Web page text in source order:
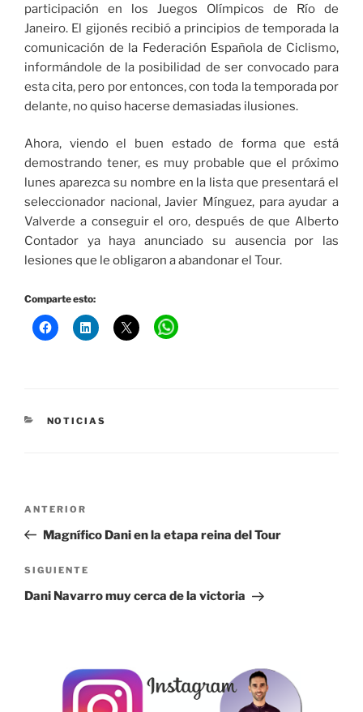
participación en los Juegos Olímpicos de Río de
Janeiro. El gijonés recibió a principios de temporada la
comunicación de la Federación Española de Ciclismo,
informándole de la posibilidad de ser convocado para
esta cita, pero por entonces, con toda la temporada por
delante, no quiso hacerse demasiadas ilusiones.
Ahora, viendo el buen estado de forma que está
demostrando tener, es muy probable que el próximo
lunes aparezca su nombre en la lista que presentará el
seleccionador nacional, Javier Mínguez, para ayudar a
Valverde a conseguir el oro, después de que Alberto
Contador ya haya anunciado su ausencia por las
lesiones que le obligaron a abandonar el Tour.
Comparte esto:
CATEGORÍAS
NOTICIAS
entradas
Entrada
anterior:
ANTERIOR
Magnífico Dani en la etapa reina del Tour
Siguiente
entrada
SIGUIENTE
Dani Navarro muy cerca de la victoria